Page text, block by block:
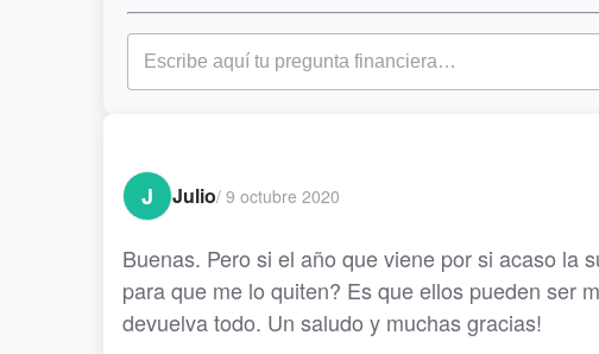
J
Julio/ 9 octubre 2020
Buenas. Pero si el año que viene por si acaso la
para que me lo quiten? Es que ellos pueden ser
devuelva todo. Un saludo y muchas gracias!